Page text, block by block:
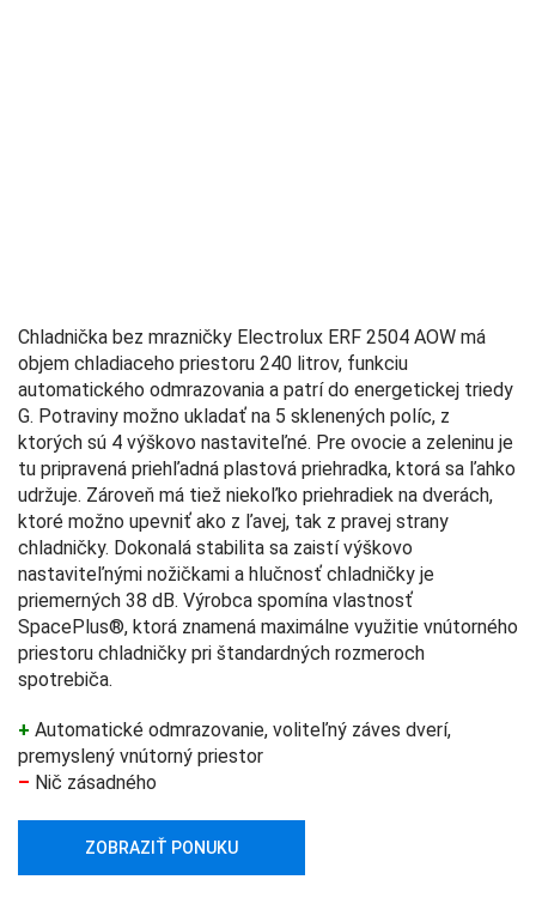
Chladnička bez mrazničky Electrolux ERF 2504 AOW má
objem chladiaceho priestoru 240 litrov, funkciu
automatického odmrazovania a patrí do energetickej triedy
G. Potraviny možno ukladať na 5 sklenených políc, z
ktorých sú 4 výškovo nastaviteľné. Pre ovocie a zeleninu je
tu pripravená priehľadná plastová priehradka, ktorá sa ľahko
udržuje. Zároveň má tiež niekoľko priehradiek na dverách,
ktoré možno upevniť ako z ľavej, tak z pravej strany
chladničky. Dokonalá stabilita sa zaistí výškovo
nastaviteľnými nožičkami a hlučnosť chladničky je
priemerných 38 dB. Výrobca spomína vlastnosť
SpacePlus®, ktorá znamená maximálne využitie vnútorného
priestoru chladničky pri štandardných rozmeroch
spotrebiča.
+ Automatické odmrazovanie, voliteľný záves dverí,
premyslený vnútorný priestor
– Nič zásadného
ZOBRAZIŤ PONUKU